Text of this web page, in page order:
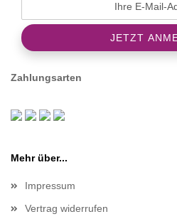
Zahlungsarten
Mehr über...
Impressum
Vertrag widerrufen